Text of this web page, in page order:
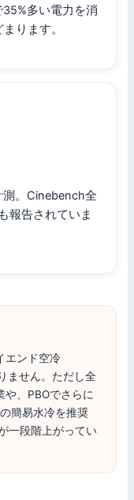
多い電力を消
ります。
。Cinebench全
報告されていま
エンド空冷
ません。ただし全
や、PBOでさらに
簡易水冷を推奨
一段階上がってい